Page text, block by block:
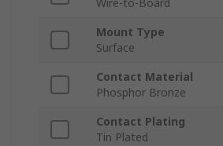
Wire-to-Board
Mount Type
Surface
Contact Material
Phosphor Bronze
Contact Plating
Tin Plated